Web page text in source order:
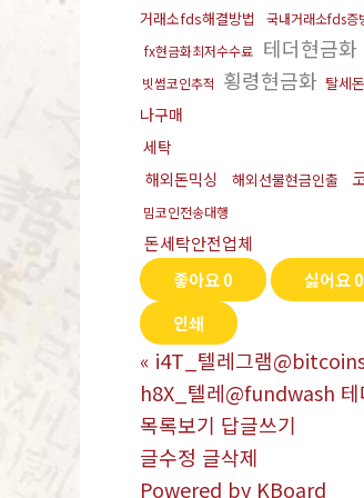
거래소fds해결방법
국내거래소fds증
fx현금화최저수수료 테더현금화
빗썸코인추적 횡령현금화 탈세
나구매
세탁
해외돈믹싱
해외선물현금인출
밈코인전송대행
돈세탁안전업체
좋아요0 싫어요0
인쇄
« i4T_텔레그램
h8X_텔레@fundwash
목록보기 답글쓰기
글수정 글삭제
Powered by KBoard